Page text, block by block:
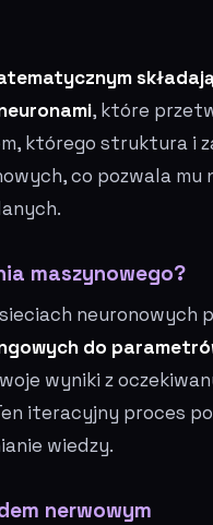
, które
którego struktura i
co pozwala
maszynowego?
neuronowych
do
wyniki z
iteracyjny proces
wiedzy.
nerwowym